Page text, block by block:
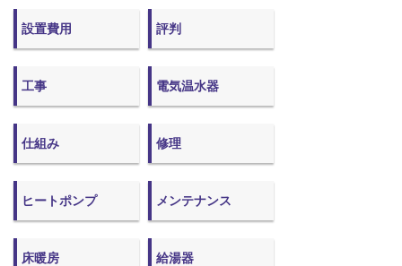
設置費用 評判
工事 電気温水器
仕組み 修理
ヒートポンプ メンテナンス
床暖房 給湯器